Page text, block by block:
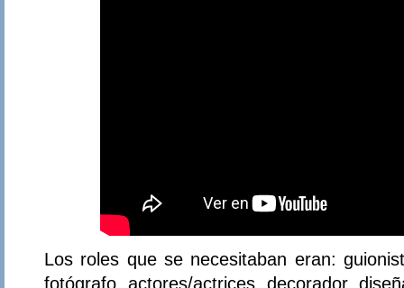
Los roles que se necesitaban eran:
fotógrafo, actores/actrices, decorador,